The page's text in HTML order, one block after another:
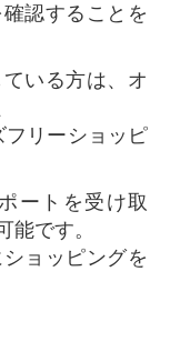
認することを
フリーショッピ
能です。
ョッピングを